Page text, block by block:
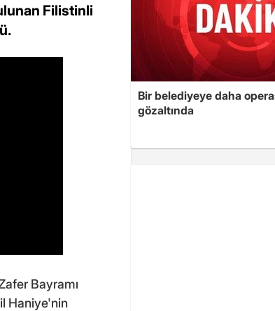
Filistinli
Bayramı
Haniye'nin
Bir belediyeye daha
gözaltında